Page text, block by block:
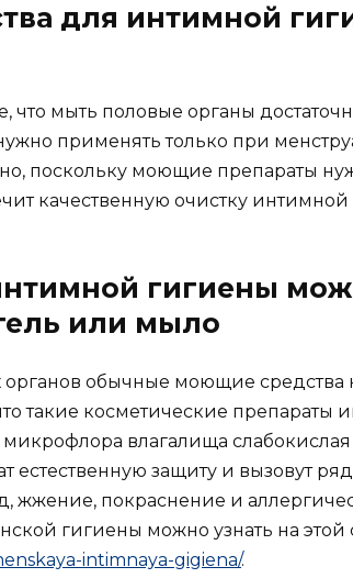
для интимной
что мыть половые органы
применять только при
поскольку моющие препараты
качественную очистку интимной
гигиены
или мыло
обычные моющие средства
такие косметические препараты
влагалища слабокислая
естественную защиту и вызовут
жжение, покраснение и
гигиены можно узнать на этой
intimnaya-gigiena/.